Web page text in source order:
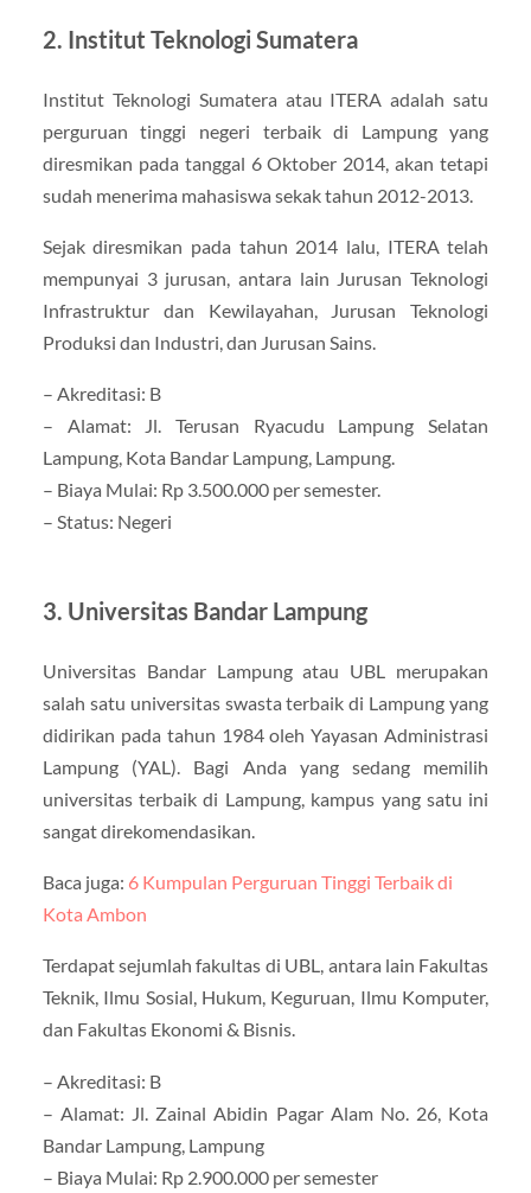
2. Institut Teknologi Sumatera
Institut Teknologi Sumatera atau ITERA adalah satu
perguruan tinggi negeri terbaik di Lampung yang
diresmikan pada tanggal 6 Oktober 2014, akan tetapi
sudah menerima mahasiswa sekak tahun 2012-2013.
Sejak diresmikan pada tahun 2014 lalu, ITERA telah
mempunyai 3 jurusan, antara lain Jurusan Teknologi
Infrastruktur dan Kewilayahan, Jurusan Teknologi
Produksi dan Industri, dan Jurusan Sains.
– Akreditasi: B
– Alamat: Jl. Terusan Ryacudu Lampung Selatan
Lampung, Kota Bandar Lampung, Lampung.
– Biaya Mulai: Rp 3.500.000 per semester.
– Status: Negeri
3. Universitas Bandar Lampung
Universitas Bandar Lampung atau UBL merupakan
salah satu universitas swasta terbaik di Lampung yang
didirikan pada tahun 1984 oleh Yayasan Administrasi
Lampung (YAL). Bagi Anda yang sedang memilih
universitas terbaik di Lampung, kampus yang satu ini
sangat direkomendasikan.
Baca juga: 6 Kumpulan Perguruan Tinggi Terbaik di
Kota Ambon
Terdapat sejumlah fakultas di UBL, antara lain Fakultas
Teknik, Ilmu Sosial, Hukum, Keguruan, Ilmu Komputer,
dan Fakultas Ekonomi & Bisnis.
– Akreditasi: B
– Alamat: Jl. Zainal Abidin Pagar Alam No. 26, Kota
Bandar Lampung, Lampung
– Biaya Mulai: Rp 2.900.000 per semester